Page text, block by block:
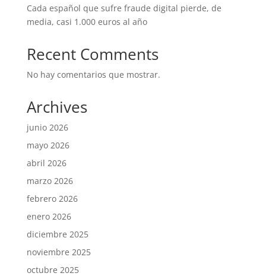
Cada español que sufre fraude digital pierde, de
media, casi 1.000 euros al año
Recent Comments
No hay comentarios que mostrar.
Archives
junio 2026
mayo 2026
abril 2026
marzo 2026
febrero 2026
enero 2026
diciembre 2025
noviembre 2025
octubre 2025